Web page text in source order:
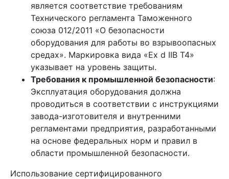
является соответствие требованиям
Технического регламента Таможенного
союза 012/2011 «О безопасности
оборудования для работы во взрывоопасных
средах». Маркировка вида «Ex d IIB T4»
указывает на уровень защиты.
Требования к промышленной безопасности:
Эксплуатация оборудования должна
проводиться в соответствии с инструкциями
завода-изготовителя и внутренними
регламентами предприятия, разработанными
на основе федеральных норм и правил в
области промышленной безопасности.
Использование сертифицированного